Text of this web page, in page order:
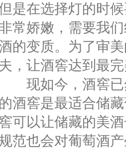
是在选择灯的时
常娇嫩，需要我
的变质。为了审
夫，让酒窖达到最
现如今，酒窖已
的酒窖是最适合储
可以让储藏的美
范也会对葡萄酒